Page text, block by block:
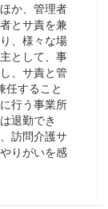
か、管理者
とサ責を兼
、様々な場
として、事
、サ責と管
任すること
行う事業所
退勤でき
訪問介護サ
りがいを感